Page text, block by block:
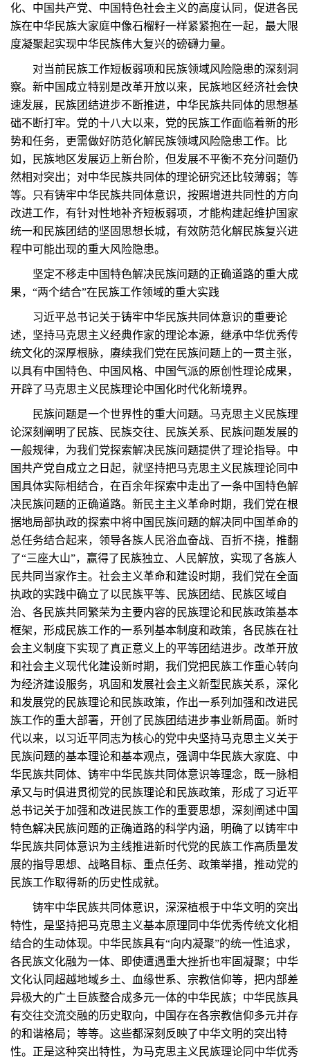
化、中国共产党、中国特色社会主义的高度认同，促进各民
族在中华民族大家庭中像石榴籽一样紧紧抱在一起，最大限
度凝聚起实现中华民族伟大复兴的磅礴力量。
对当前民族工作短板弱项和民族领域风险隐患的深刻洞
察。新中国成立特别是改革开放以来，民族地区经济社会快
速发展，民族团结进步不断推进，中华民族共同体的思想基
础不断打牢。党的十八大以来，党的民族工作面临着新的形
势和任务，更需做好防范化解民族领域风险隐患工作。比
如，民族地区发展迈上新台阶，但发展不平衡不充分问题仍
然相对突出；对中华民族共同体的理论研究还比较薄弱；等
等。只有铸牢中华民族共同体意识，按照增进共同性的方向
改进工作，有针对性地补齐短板弱项，才能构建起维护国家
统一和民族团结的坚固思想长城，有效防范化解民族复兴进
程中可能出现的重大风险隐患。
坚定不移走中国特色解决民族问题的正确道路的重大成
果，“两个结合”在民族工作领域的重大实践
习近平总书记关于铸牢中华民族共同体意识的重要论
述，坚持马克思主义经典作家的理论本源，继承中华优秀传
统文化的深厚根脉，赓续我们党在民族问题上的一贯主张，
以具有中国特色、中国风格、中国气派的原创性理论成果，
开辟了马克思主义民族理论中国化时代化新境界。
民族问题是一个世界性的重大问题。马克思主义民族理
论深刻阐明了民族、民族交往、民族关系、民族问题发展的
一般规律，为我们党探索解决民族问题提供了理论指导。中
国共产党自成立之日起，就坚持把马克思主义民族理论同中
国具体实际相结合，在百余年探索中走出了一条中国特色解
决民族问题的正确道路。新民主主义革命时期，我们党在根
据地局部执政的探索中将中国民族问题的解决同中国革命的
总任务结合起来，领导各族人民浴血奋战、百折不挠，推翻
了“三座大山”，赢得了民族独立、人民解放，实现了各族人
民共同当家作主。社会主义革命和建设时期，我们党在全面
执政的实践中确立了以民族平等、民族团结、民族区域自
治、各民族共同繁荣为主要内容的民族理论和民族政策基本
框架，形成民族工作的一系列基本制度和政策，各民族在社
会主义制度下实现了真正意义上的平等团结进步。改革开放
和社会主义现代化建设新时期，我们党把民族工作重心转向
为经济建设服务，巩固和发展社会主义新型民族关系，深化
和发展党的民族理论和民族政策，作出一系列加强和改进民
族工作的重大部署，开创了民族团结进步事业新局面。新时
代以来，以习近平同志为核心的党中央坚持马克思主义关于
民族问题的基本理论和基本观点，强调中华民族大家庭、中
华民族共同体、铸牢中华民族共同体意识等理念，既一脉相
承又与时俱进贯彻党的民族理论和民族政策，形成了习近平
总书记关于加强和改进民族工作的重要思想，深刻阐述中国
特色解决民族问题的正确道路的科学内涵，明确了以铸牢中
华民族共同体意识为主线推进新时代党的民族工作高质量发
展的指导思想、战略目标、重点任务、政策举措，推动党的
民族工作取得新的历史性成就。
铸牢中华民族共同体意识，深深植根于中华文明的突出
特性，是坚持把马克思主义基本原理同中华优秀传统文化相
结合的生动体现。中华民族具有“向内凝聚”的统一性追求，
各民族文化融为一体、即使遭遇重大挫折也牢固凝聚；中华
文化认同超越地域乡土、血缘世系、宗教信仰等，把内部差
异极大的广土巨族整合成多元一体的中华民族；中华民族具
有交往交流交融的历史取向，中国存在各宗教信仰多元并存
的和谐格局；等等。这些都深刻反映了中华文明的突出特
性。正是这种突出特性，为马克思主义民族理论同中华优秀